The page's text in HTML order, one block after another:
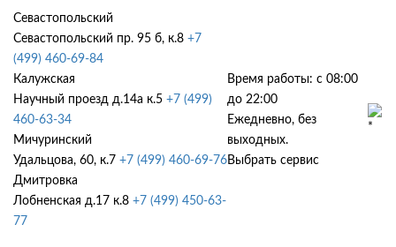
Севастопольский
Севастопольский пр. 95 б, к.8 +7
(499) 460-69-84
Калужская
Научный проезд д.14а к.5 +7 (499)
460-63-34
Мичуринский
Удальцова, 60, к.7 +7 (499) 460-69-76
Дмитровка
Лобненская д.17 к.8 +7 (499) 450-63-
77
Время работы: с 08:00
до 22:00
Ежедневно, без
выходных.
Выбрать сервис